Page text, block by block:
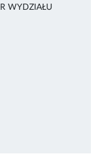
WYDZIAŁU